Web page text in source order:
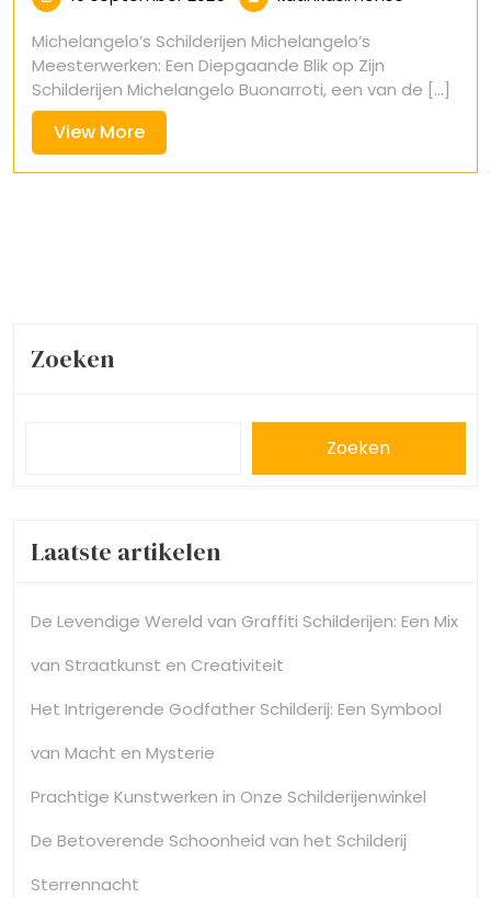
september
2025
Michelangelo’s Schilderijen Michelangelo’s
Meesterwerken: Een Diepgaande Blik op Zijn
Schilderijen Michelangelo Buonarroti, een van de [...]
View MoreView
More
Zoeken
Zoeken
Laatste artikelen
De Levendige Wereld van Graffiti Schilderijen: Een Mix
van Straatkunst en Creativiteit
Het Intrigerende Godfather Schilderij: Een Symbool
van Macht en Mysterie
Prachtige Kunstwerken in Onze Schilderijenwinkel
De Betoverende Schoonheid van het Schilderij
Sterrennacht